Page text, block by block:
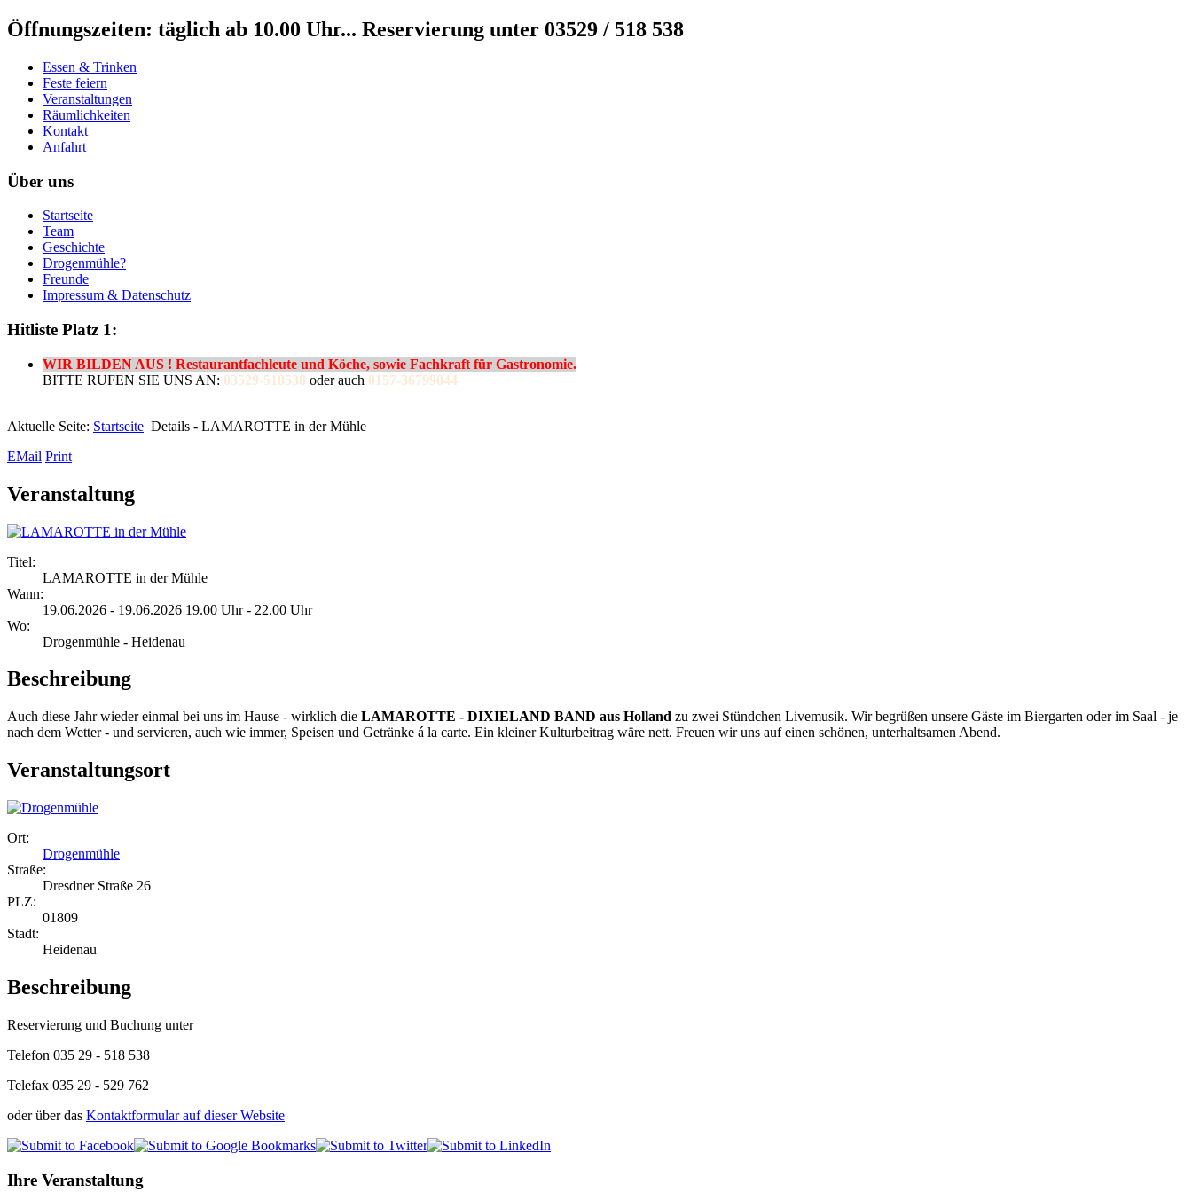
Öffnungszeiten: täglich ab 10.00 Uhr... Reservierung unter 03529 / 518 538
Essen & Trinken
Feste feiern
Veranstaltungen
Räumlichkeiten
Kontakt
Anfahrt
Über uns
Startseite
Team
Geschichte
Drogenmühle?
Freunde
Impressum & Datenschutz
Hitliste Platz 1:
WIR BILDEN AUS ! Restaurantfachleute und Köche, sowie Fachkraft für Gastronomie.
BITTE RUFEN SIE UNS AN: 03529-518538 oder auch 0157-36799044
Aktuelle Seite: Startseite Details - LAMAROTTE in der Mühle
EMail Print
Veranstaltung
Titel:
LAMAROTTE in der Mühle
Wann:
19.06.2026 - 19.06.2026 19.00 Uhr - 22.00 Uhr
Wo:
Drogenmühle - Heidenau
Beschreibung
Auch diese Jahr wieder einmal bei uns im Hause - wirklich die LAMAROTTE - DIXIELAND BAND aus Holland zu zwei Stündchen Livemusik. Wir begrüßen unsere Gäste im Biergarten oder im Saal - je
nach dem Wetter - und servieren, auch wie immer, Speisen und Getränke á la carte. Ein kleiner Kulturbeitrag wäre nett. Freuen wir uns auf einen schönen, unterhaltsamen Abend.
Veranstaltungsort
Ort:
Drogenmühle
Straße:
Dresdner Straße 26
PLZ:
01809
Stadt:
Heidenau
Beschreibung
Reservierung und Buchung unter
Telefon 035 29 - 518 538
Telefax 035 29 - 529 762
oder über das Kontaktformular auf dieser Website
Ihre Veranstaltung